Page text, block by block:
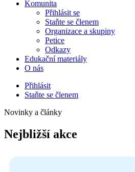
Komunita
Přihlásit se
Staňte se členem
Organizace a skupiny
Petice
Odkazy
Edukační materiály
O nás
Přihlásit
Staňte se členem
Novinky a články
Nejbližší akce